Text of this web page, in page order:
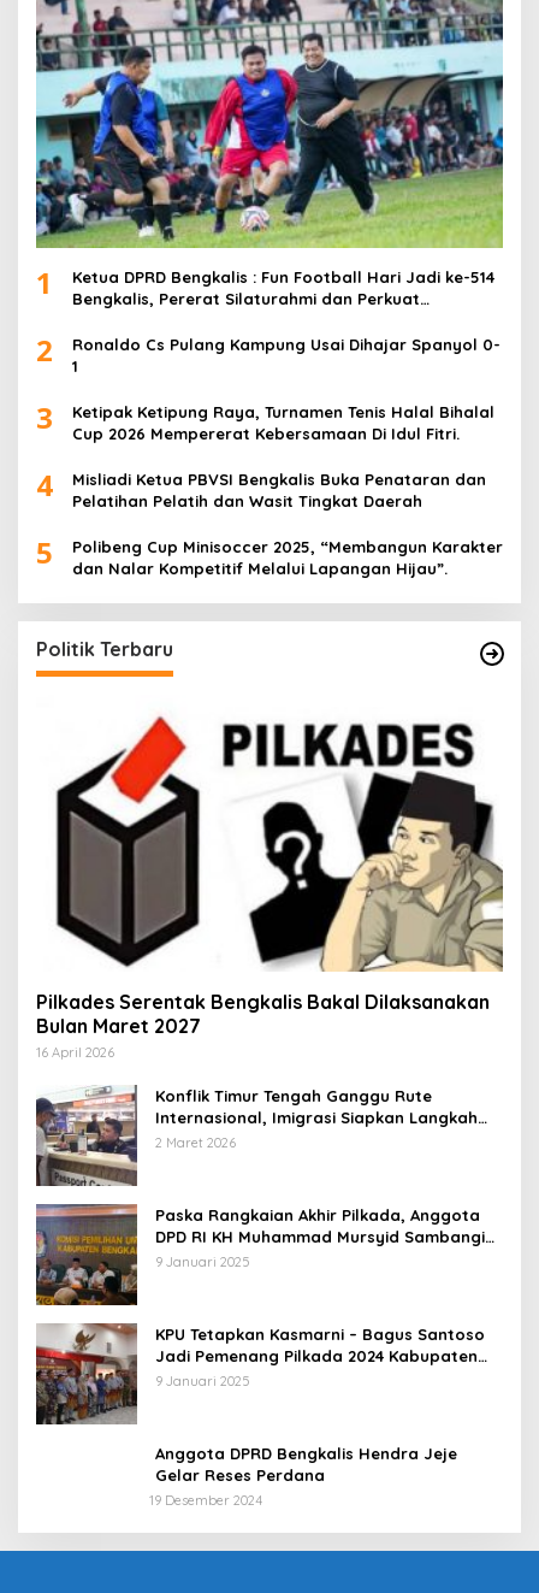
1
Ketua DPRD Bengkalis : Fun Football Hari Jadi ke-514
Bengkalis, Pererat Silaturahmi dan Perkuat
2
Ronaldo Cs Pulang Kampung Usai Dihajar Spanyol 0-
1
3
Ketipak Ketipung Raya, Turnamen Tenis Halal Bihalal
Cup 2026 Mempererat Kebersamaan Di Idul Fitri.
4
Misliadi Ketua PBVSI Bengkalis Buka Penataran dan
Pelatihan Pelatih dan Wasit Tingkat Daerah
5
Polibeng Cup Minisoccer 2025, “Membangun Karakter
dan Nalar Kompetitif Melalui Lapangan Hijau”.
Politik Terbaru
Pilkades Serentak Bengkalis Bakal Dilaksanakan
Bulan Maret 2027
16 April 2026
Konflik Timur Tengah Ganggu Rute
Internasional, Imigrasi Siapkan Langkah
Antisipatif
2 Maret 2026
Paska Rangkaian Akhir Pilkada, Anggota
DPD RI KH Muhammad Mursyid Sambangi
KPU Bengkalis
9 Januari 2025
KPU Tetapkan Kasmarni – Bagus Santoso
Jadi Pemenang Pilkada 2024 Kabupaten
Bengkalis
9 Januari 2025
Anggota DPRD Bengkalis Hendra Jeje
Gelar Reses Perdana
19 Desember 2024